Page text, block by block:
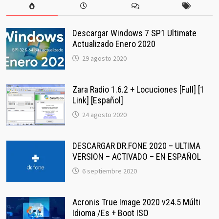
Descargar Windows 7 SP1 Ultimate
Actualizado Enero 2020
29 agosto 2020
Zara Radio 1.6.2 + Locuciones [Full] [1
Link] [Español]
24 agosto 2020
DESCARGAR DR.FONE 2020 – ULTIMA
VERSION – ACTIVADO – EN ESPAÑOL
6 septiembre 2020
Acronis True Image 2020 v24.5 Múlti
Idioma /Es + Boot ISO